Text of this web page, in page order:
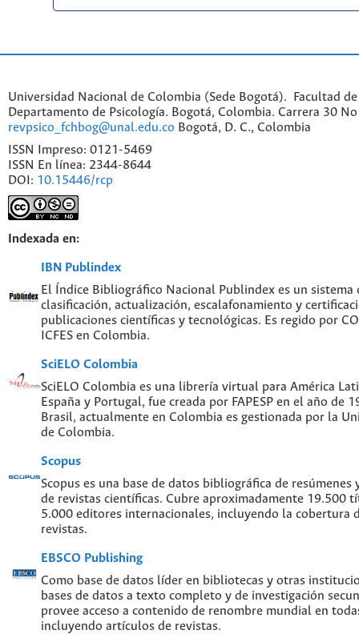
Universidad Nacional de Colombia (Sede Bogotá). Facultad de
Departamento de Psicología. Bogotá, Colombia. Carrera 30
revpsico_fchbog@unal.edu.co Bogotá, D. C., Colombia
ISSN Impreso: 0121-5469
ISSN En línea: 2344-8644
DOI: 10.15446/rcp
Indexada en:
IBN Publindex
El Índice Bibliográfico Nacional Publindex es un
clasificación, actualización, escalafonamiento y
publicaciones científicas y tecnológicas. Es regido por
ICFES en Colombia.
SciELO Colombia
SciELO Colombia es una librería virtual para América
España y Portugal, fue creada por FAPESP en el año de
Brasil, actualmente en Colombia es gestionada por la
de Colombia.
Scopus
Scopus es una base de datos bibliográfica de
de revistas científicas. Cubre aproximadamente 19.500
5.000 editores internacionales, incluyendo la cobertura
revistas.
EBSCO Publishing
Como base de datos líder en bibliotecas y otras
bases de datos a texto completo y de investigación
provee acceso a contenido de renombre mundial en
incluyendo artículos de revistas.